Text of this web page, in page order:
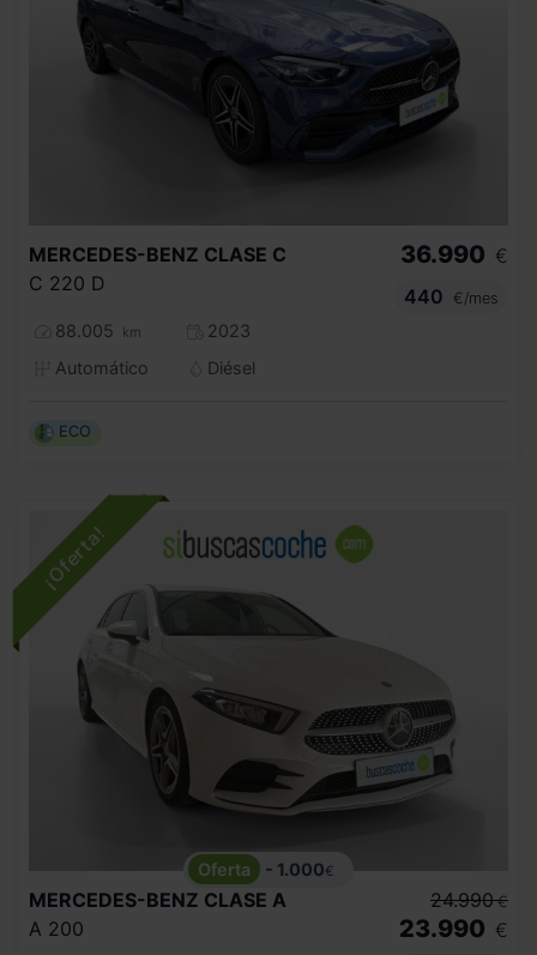
MERCEDES-BENZ CLASE C
C 220 D
88.005 km
2023
Automático
Diésel
36.990 €
440
€/mes
ECO
- 1.000€
MERCEDES-BENZ CLASE A
A 200
24.990 €
23.990 €